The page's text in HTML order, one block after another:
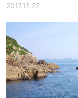
2017.12.22